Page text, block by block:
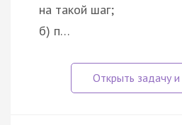
на такой шаг;
б) п…